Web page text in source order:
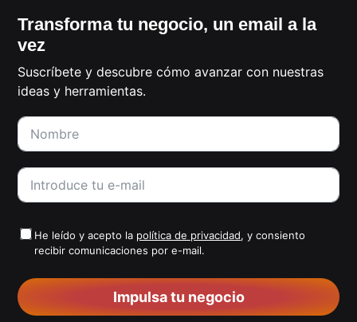
Transforma tu negocio, un email a la
vez
Suscríbete y descubre cómo avanzar con nuestras
ideas y herramientas.
He leído y acepto la política de privacidad, y consiento
recibir comunicaciones por e-mail.
Impulsa tu negocio